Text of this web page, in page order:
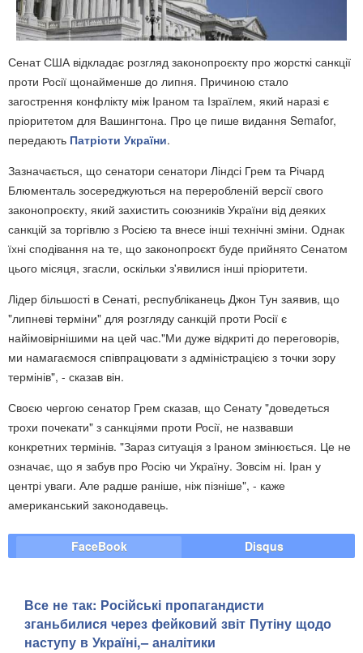
Сенат США відкладає розгляд законопроєкту про жорсткі санкції
проти Росії щонайменше до липня. Причиною стало
загострення конфлікту між Іраном та Ізраїлем, який наразі є
пріоритетом для Вашингтона. Про це пише видання Semafor,
передають Патріоти України.
Зазначається, що сенатори сенатори Ліндсі Грем та Річард
Блюменталь зосереджуються на переробленій версії свого
законопроєкту, який захистить союзників України від деяких
санкцій за торгівлю з Росією та внесе інші технічні зміни. Однак
їхні сподівання на те, що законопроєкт буде прийнято Сенатом
цього місяця, згасли, оскільки з'явилися інші пріоритети.
Лідер більшості в Сенаті, республіканець Джон Тун заявив, що
"липневі терміни" для розгляду санкцій проти Росії є
найімовірнішими на цей час."Ми дуже відкриті до переговорів,
ми намагаємося співпрацювати з адміністрацією з точки зору
термінів", - сказав він.
Своєю чергою сенатор Грем сказав, що Сенату "доведеться
трохи почекати" з санкціями проти Росії, не назвавши
конкретних термінів. "Зараз ситуація з Іраном змінюється. Це не
означає, що я забув про Росію чи Україну. Зовсім ні. Іран у
центрі уваги. Але радше раніше, ніж пізніше", - каже
американський законодавець.
FaceBook Disqus
Все не так: Російські пропагандисти
зганьбилися через фейковий звіт Путіну щодо
наступу в Україні,– аналітики